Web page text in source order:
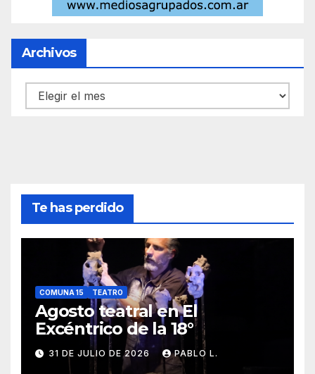
Archivos
Archivos
Te has perdido
COMUNA 15 TEATRO
Agosto teatral en El
Excéntrico de la 18°
31 DE JULIO DE 2026 PABLO L.